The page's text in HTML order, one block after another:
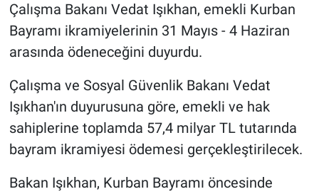
Çalışma Bakanı Vedat Işıkhan, emekli Kurban
Bayramı ikramiyelerinin 31 Mayıs - 4 Haziran
arasında ödeneceğini duyurdu.
Çalışma ve Sosyal Güvenlik Bakanı Vedat
Işıkhan'ın duyurusuna göre, emekli ve hak
sahiplerine toplamda 57,4 milyar TL tutarında
bayram ikramiyesi ödemesi gerçekleştirilecek.
Bakan Işıkhan, Kurban Bayramı öncesinde